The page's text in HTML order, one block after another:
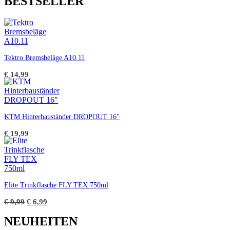
Tektro Bremsbeläge A10.11
€ 14,99
KTM Hinterbauständer DROPOUT 16"
€ 19,99
Elite Trinkflasche FLY TEX 750ml
€9,99 Ursprünglicher
Preis
war:
€ 9,99
€ 6,99
Preis
ist:
€ 6,99.
NEUHEITEN